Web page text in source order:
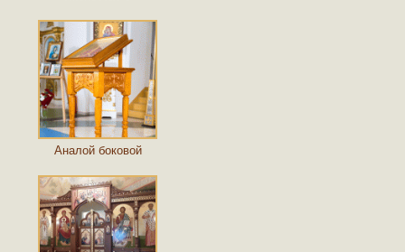
Аналой боковой